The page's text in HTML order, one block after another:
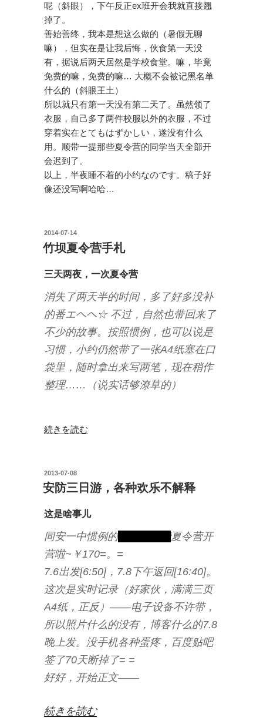
呢（斜眼），下午反正ex班开会我就直接翘
掉了。
善始善终，我本是想这么做的（暑假无聊
嘛），但实在是让我后悔，伙食第一天没
有，据说后两天居然是学校食堂。嘛，毕竟
免费的嘛，免费的嘛… 大概不会被记黑名单
什么的（斜眼王土）
所以就只有第一天没有第二天了。虽然领了
衣服，自己多了两件校服以外的衣服，不过
穿着实在とてもはずかしい，遂没有什么
用。顺带一提那些夏令营的同学当天全部开
会迟到了。
以上，半夜睡不着的小约なのです。稿子好
像还没写啊哈哈…
投
稿
日:
2014-07-14
竹坝夏令营手札
三天两夜，一次夏令营
消失了两天半的时间，多了好多没补
的番エヘヘ☆ 不过，自然也带回来了
不少的故事。按照惯例，也可以说是
习惯，小约仍然带了一张A4纸塞在口
袋里，随时拿出来写两笔，现在稍作
整理……（说实话够潦草的）
“竹
令
营
札”
続きを読む
投
稿
日:
2013-07-08
安防三日游，各种欢乐不解释
这是啥事儿
同安一中惯例的强制性收费 夏令营开
营啦~￥170=。=
7.6出发[6:50]，7.8下午返回[16:40]。
这次是实时记录（好家伙，满满三页
A4纸，正反）——电子设备不许带，
所以照片什么的没有，博客什么的7.8
晚上发。没手机各种蛋疼，百度贴吧
签了70天断掉了= =
好好，开始正文——
“安
続きを読む